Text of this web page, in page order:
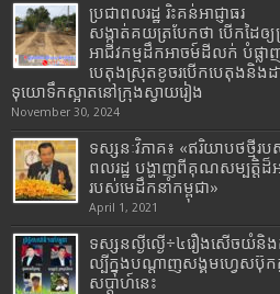
ប្រជាពលរដ្ឋ រិះគន់អាជ្ញាធរ
សង្កាត់គយត្របែកថា បើកដៃឲ្យ
អាជីវកម្មដឹកអាចម៍ដីលក់ បំផ្លាញ
បេតុងស្រុតខូចរបើកបេតុងនិងដ
ទុយោទឹកស្អាតនៅក្រុងស្វាយរៀង
November 30, 2024
ទស្សនៈវិភាគ៖ «ឥរិយាបថថ្មីរប
ពលរដ្ឋ បង្ហាញពីគុណសម្បត្តិដ៏អ
របស់មេដឹកនាំកម្ពុជា»
April 1, 2021
ទស្សនល្ងីល្ងើ÷៤រឿងសើចយំនិ
ល្បីក្នុងបណ្តាញសង្គមហ្វេសប៊ុក
សប្តាហ៍នេះ